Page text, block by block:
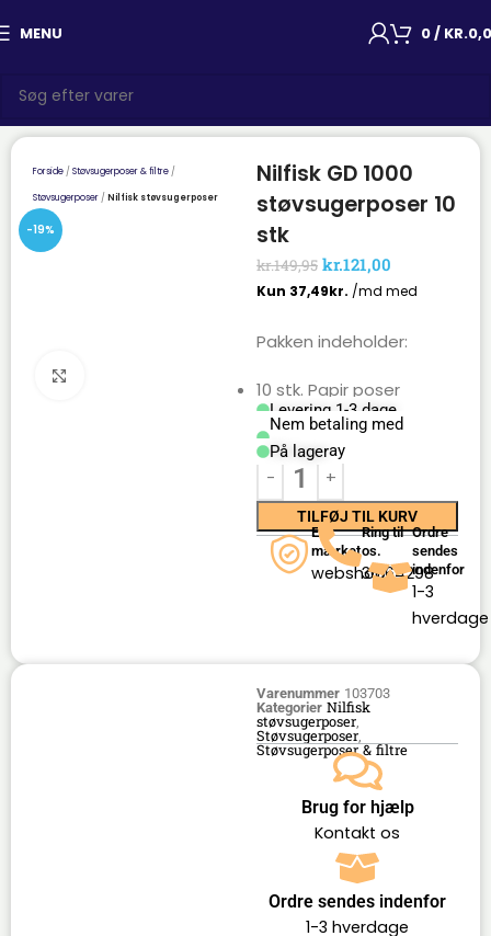
MENU 0/ KR.
Forside Støvsugerposer & filtre
Støvsugerposer Nilfisk støvsugerposer
-19%
Nilfisk GD 1000
støvsugerposer 10
stk
kr.149,95 kr.121,00
Pakken indeholder:
10 stk. Papir poser
Levering 1-3 dage
Nem betaling med
Mobilepay
På lager
TILFØJ TIL KURV
E-
mærket
webshop
Ring til
os.
36164298
Ordre
sendes
indenfor
1-3
hverdage
Varenummer 103703
Kategorier Nilfisk
støvsugerposer,
Støvsugerposer,
Støvsugerposer & filtre
Brug for hjælp
Kontakt os
Ordre sendes indenfor
1-3 hverdage